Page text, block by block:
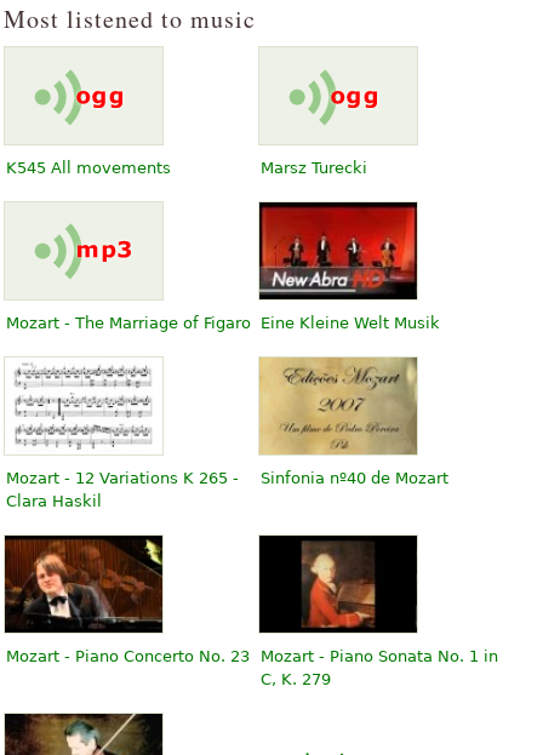
Most listened to music
K545 All movements Marsz Turecki
Mozart - The Marriage of Figaro Eine Kleine Welt Musik
Mozart - 12 Variations K 265 -
Clara Haskil
Sinfonia nº40 de Mozart
Mozart - Piano Concerto No. 23
Mozart - Piano Sonata No. 1 in
C, K. 279